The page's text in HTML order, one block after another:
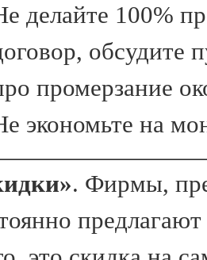
делайте 100%
обсудите
промерзание
экономьте на
. Фирмы,